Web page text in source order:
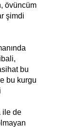
övüncüm
şimdi
bu
bu kurgu
ile de